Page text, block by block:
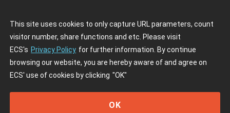
This site uses cookies to only capture URL parameters, count
visitor number, share functions and etc. Please visit
ECS's Privacy Policy for further information. By continue
browsing our website, you are hereby aware of and agree on
ECS' use of cookies by clicking "OK"
OK